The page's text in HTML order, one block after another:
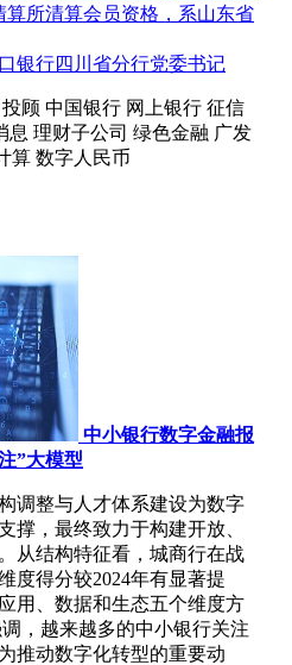
所清算会员资格，系山东省
银行四川省分行党委书记
投顾 中国银行 网上银行 征信
息 理财子公司 绿色金融 广发
算 数字人民币
中小银行数字金融报
”大模型
调整与人才体系建设为数字
撑，最终致力于构建开放、
从结构特征看，城商行在战
度得分较2024年有显著提
用、数据和生态五个维度方
，越来越多的中小银行关注
推动数字化转型的重要动